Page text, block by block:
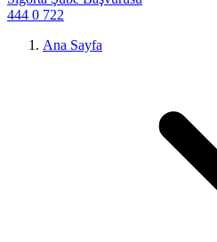
444 0 722
Ana Sayfa